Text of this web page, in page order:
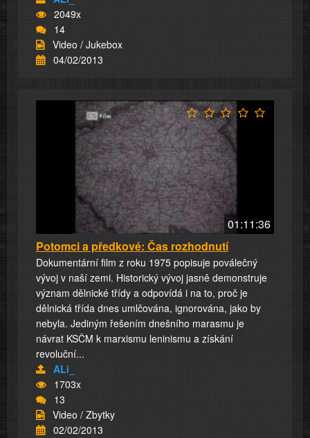
2049x
14
Video / Jukebox
04/02/2013
01:11:36
Potomci a předkové: Čas rozhodnutí
Dokumentární film z roku 1975 popisuje poválečný
vývoj v naší zemi. Historický vývoj jasně demonstruje
význam dělnické třídy a odpovídá i na to, proč je
dělnická třída dnes umlčována, ignorována, jako by
nebyla. Jediným řešením dnešního marasmu je
návrat KSČM k marxismu leninismu a získání
revoluční...
ALi_
1703x
13
Video / Zbytky
02/02/2013